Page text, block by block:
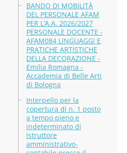
BANDO DI MOBILITÀ
DEL PERSONALE AFAM
PER L’A.A. 2026/2027
PERSONALE DOCENTE -
AFAM084 LINGUAGGI E
PRATICHE ARTISTICHE
DELLA DECORAZIONE -
Emilia Romagna -
Accademia di Belle Arti
di Bologna
Interpello per la
copertura di n. 1 posto
a tempo pieno e
indeterminato di
Istruttore
amministrativo-